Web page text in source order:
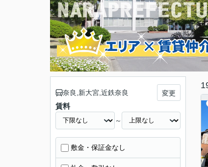
奈良,新大宮,近鉄奈良 変更
賃料
～
敷金・保証金なし